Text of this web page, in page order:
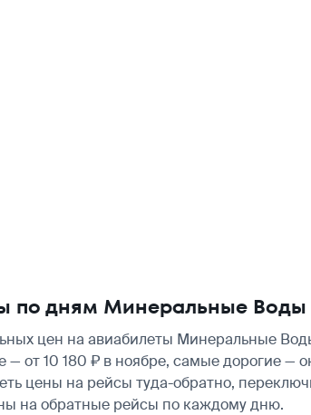
по дням Минеральные
цен на авиабилеты Минеральные
от 10 180 ₽ в ноябре, самые дорогие —
цены на рейсы туда-обратно,
на обратные рейсы по каждому дню.